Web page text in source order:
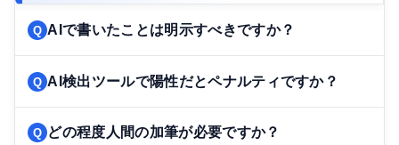
AIで書いたことは明示すべきですか？
AI検出ツールで陽性だとペナルティですか？
どの程度人間の加筆が必要ですか？